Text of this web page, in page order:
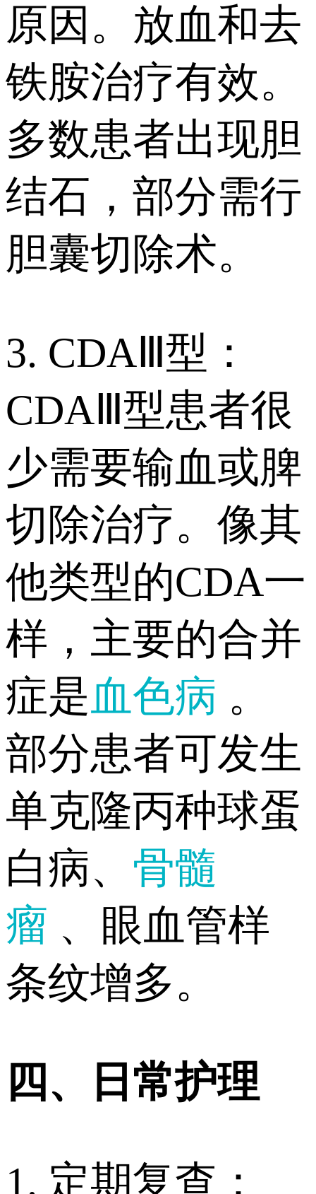
原因。放血和去
铁胺治疗有效。
多数患者出现胆
结石，部分需行
胆囊切除术。
3. CDAⅢ型：
CDAⅢ型患者很
少需要输血或脾
切除治疗。像其
他类型的CDA一
样，主要的合并
症是血色病 。
部分患者可发生
单克隆丙种球蛋
白病、 骨髓
瘤 、眼血管样
条纹增多。
四、日常护理
1. 定期复查：